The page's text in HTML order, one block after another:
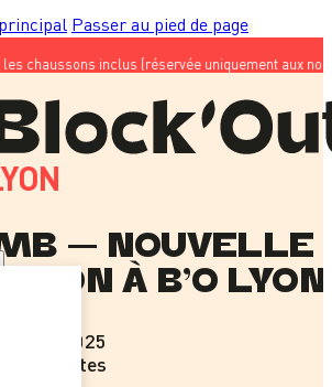
Passer au pied de page
(réservée uniquement aux nouveaux
– NOUVELLE
À B’O LYON
2025
: 3 minutes